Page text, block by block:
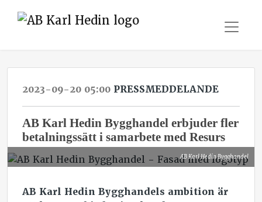
2023-09-20 05:00 PRESSMEDDELANDE
AB Karl Hedin Bygghandel erbjuder fler
betalningssätt i samarbete med Resurs
AB Karl Hedin Bygghandel
AB Karl Hedin Bygghandels ambition är